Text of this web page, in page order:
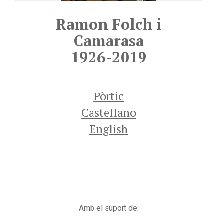
Ramon Folch i
Camarasa
1926-2019
Pòrtic
Castellano
English
Amb el suport de: